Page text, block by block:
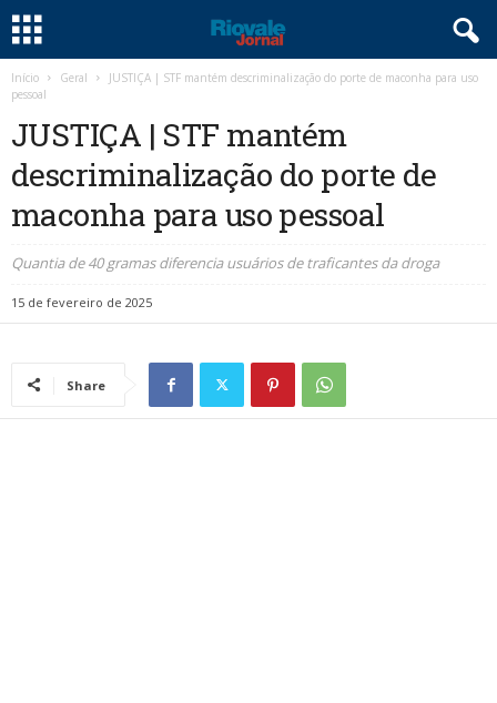
Início Geral
JUSTIÇA | STF mantém descriminalização do porte de maconha para uso
pessoal
JUSTIÇA | STF mantém
descriminalização do porte de
maconha para uso pessoal
Quantia de 40 gramas diferencia usuários de traficantes da droga
15 de fevereiro de 2025
Share